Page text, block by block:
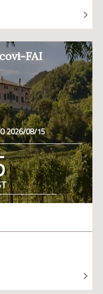
FAI
2026/08/15